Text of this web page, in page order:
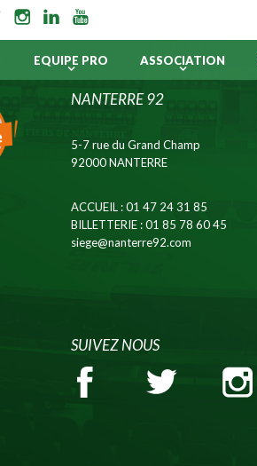
EQUIPE PRO ASSOCIATION
NANTERRE 92
5-7 rue du Grand Champ
92000 NANTERRE
ACCUEIL : 01 47 24 31 85
BILLETTERIE : 01 85 78 60 45
siege@nanterre92.com
SUIVEZ NOUS